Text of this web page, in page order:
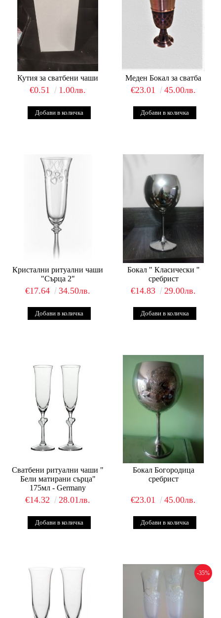
Кутия за сватбени чаши
€0.51 1.00лв.
Меден Бокал за сватба
€23.01 45.00лв.
Кристални ритуални чаши
"Сърца 2"
€17.64 34.50лв.
Бокал " Класически "
сребрист
€14.83 29.00лв.
Сватбени ритуални чаши "
Бели матирани сърца"
175мл - Germany
€14.32 28.01лв.
Бокал Богородица
сребрист
€23.01 45.00лв.
-35%